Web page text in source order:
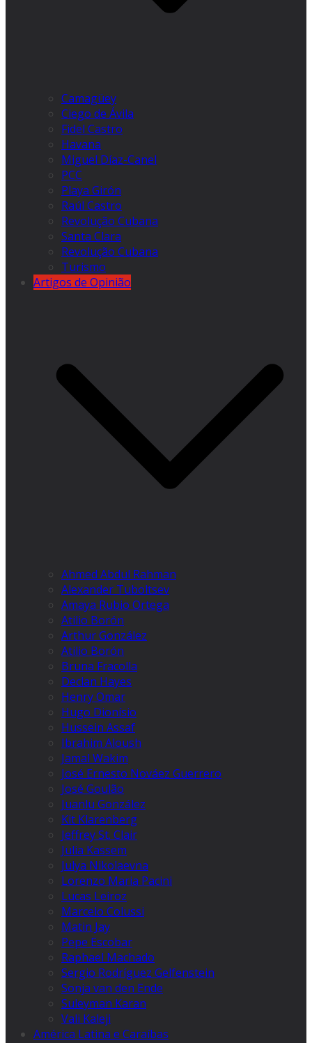
Camagüey
Ciego de Ávila
Fidel Castro
Havana
Miguel Díaz-Canel
PCC
Playa Girón
Raúl Castro
Revolução Cubana
Santa Clara
Revolução Cubana
Turismo
Artigos de Opinião
Ahmed Abdul Rahman
Alexander Tuboltsev
Amaya Rubio Ortega
Atilio Borón
Arthur González
Atilio Borón
Bruna Fracolla
Declan Hayes
Henry Omar
Hugo Dionísio
Hussein Assaf
Ibrahim Aloush
Jamal Wakim
José Ernesto Nováez Guerrero
José Goulão
Juanlu González
Kit Klarenberg
Jeffrey St. Clair
Julia Kassem
Julya Nikolaevna
Lorenzo Maria Pacini
Lucas Leiroz
Marcelo Colussi
Matin Jay
Pepe Escobar
Raphael Machado
Sergio Rodríguez Gelfenstein
Sonja van den Ende
Suleyman Karan
Vali Kaleji
América Latina e Caraíbas